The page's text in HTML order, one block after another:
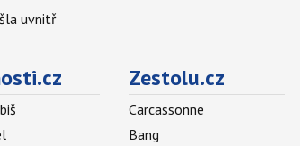
uvnitř
Zestolu.cz
Carcassonne
Bang